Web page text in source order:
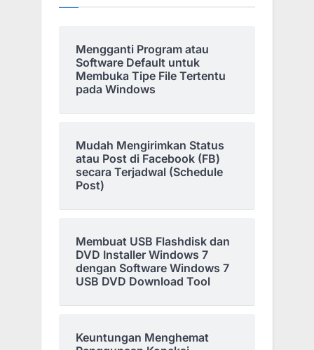
Mengganti Program atau
Software Default untuk
Membuka Tipe File Tertentu
pada Windows
Mudah Mengirimkan Status
atau Post di Facebook (FB)
secara Terjadwal (Schedule
Post)
Membuat USB Flashdisk dan
DVD Installer Windows 7
dengan Software Windows 7
USB DVD Download Tool
Keuntungan Menghemat